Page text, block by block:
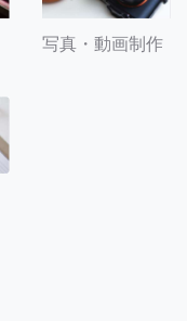
写真・動画制作